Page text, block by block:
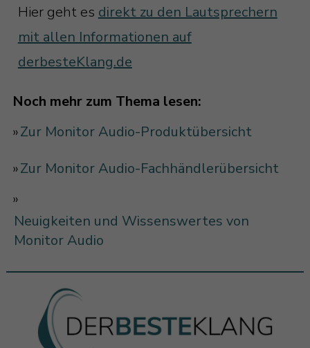
Hier geht es direkt zu den Lautsprechern
mit allen Informationen auf
derbesteKlang.de
Noch mehr zum Thema lesen:
»Zur Monitor Audio-Produktübersicht
»Zur Monitor Audio-Fachhändlerübersicht
»
Neuigkeiten und Wissenswertes von
Monitor Audio